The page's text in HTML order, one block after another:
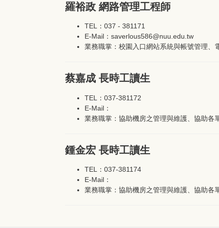
羅裕政 網路管理工程師
TEL：037 - 381171
E-Mail：saverlous586@nuu.edu.tw
業務職掌：校園入口網站系統與帳號管理、
蔡嘉成 長時工讀生
TEL：037-381172
E-Mail：
業務職掌：協助機房之管理與維護、協助各
鍾金宏 長時工讀生
TEL：037-381174
E-Mail：
業務職掌：協助機房之管理與維護、協助各